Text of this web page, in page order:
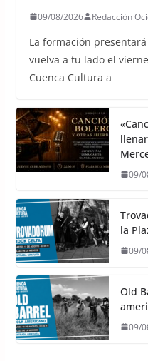
09/08/2026 Redacción
La formación
vuelva a tu lado el
Cuenca Cultura a
09/
la
09/
Old
09/